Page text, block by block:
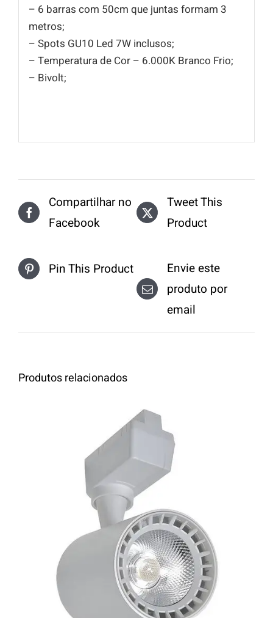
– 6 barras com 50cm que juntas formam 3
metros;
– Spots GU10 Led 7W inclusos;
– Temperatura de Cor – 6.000K Branco Frio;
– Bivolt;
Compartilhar no
Facebook
Tweet This
Product
Pin This Product
Envie este
produto por
email
Produtos relacionados